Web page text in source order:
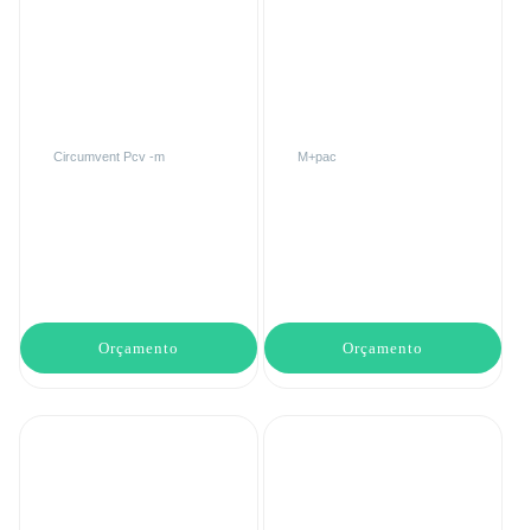
Circumvent Pcv -m
Orçamento
M+pac
Orçamento